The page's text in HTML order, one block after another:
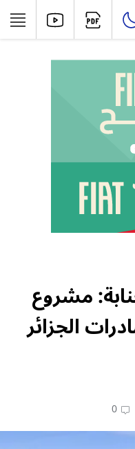
مشروع
الجزائر
0